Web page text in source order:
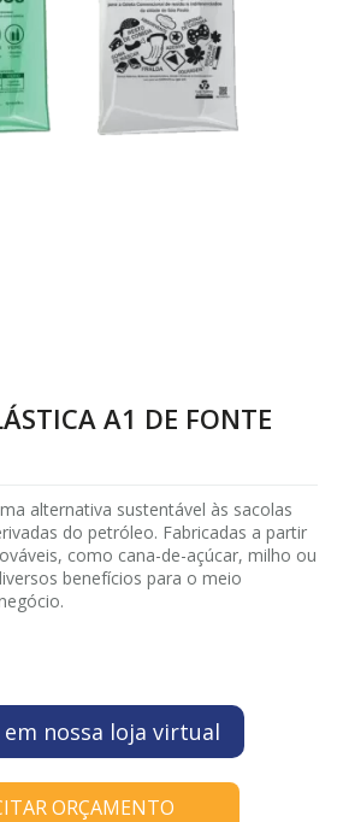
A1 DE FONTE
alternativa sustentável às sacolas
do petróleo. Fabricadas a partir
como cana-de-açúcar, milho ou
benefícios para o meio
nossa loja virtual
ORÇAMENTO